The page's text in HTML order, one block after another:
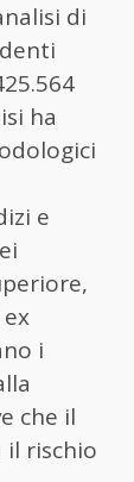
di
ha
e
i
che il
il rischio